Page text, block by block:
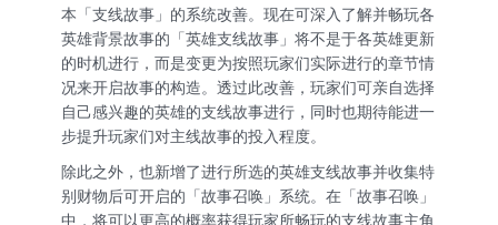
本「支线故事」的系统改善。现在可深入了解并畅玩各
英雄背景故事的「英雄支线故事」将不是于各英雄更新
的时机进行，而是变更为按照玩家们实际进行的章节情
况来开启故事的构造。透过此改善，玩家们可亲自选择
自己感兴趣的英雄的支线故事进行，同时也期待能进一
步提升玩家们对主线故事的投入程度。
除此之外，也新增了进行所选的英雄支线故事并收集特
别财物后可开启的「故事召唤」系统。在「故事召唤」
中，将可以 更高的概率获得玩家所畅玩的支线故事主角